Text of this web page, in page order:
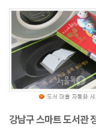
강남구 스마트 도서관